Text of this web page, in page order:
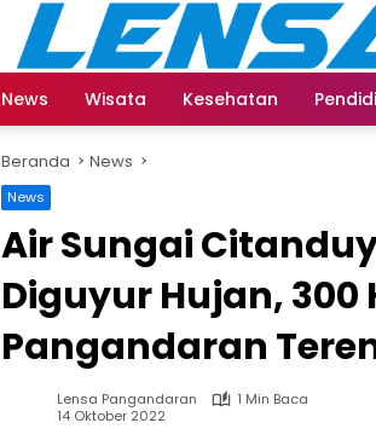
News
Wisata Kesehatan
Beranda News
News
Air Sungai
Diguyur Hujan, 300
Pangandaran
Lensa Pangandaran
1 Min Baca
14 Oktober 2022